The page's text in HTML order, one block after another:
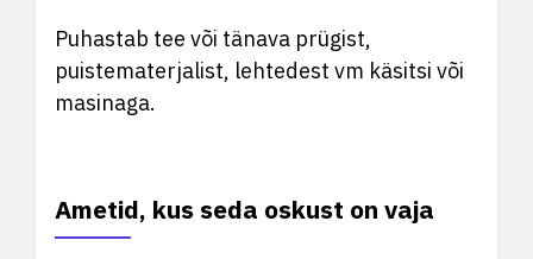
Puhastab tee või tänava prügist,
puistematerjalist, lehtedest vm käsitsi või
masinaga.
Ametid, kus seda oskust on vaja